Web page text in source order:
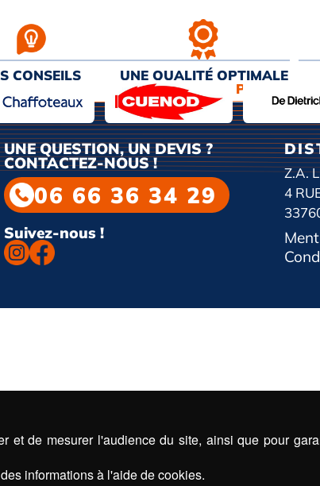
CONSEILS
UNE QUALITÉ OPTIMALE
AU MEILLEUR PRIX
UNE QUESTION, UN DEVIS ?
CONTACTEZ-NOUS !
06 66 36 34 29
Suivez-nous !
Z.A.
4
et de mesurer l'audience du site, ainsi que pour
informations à l'aide de cookies.